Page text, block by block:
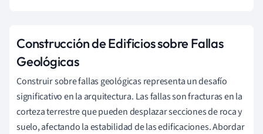
Construcción de Edificios sobre Fallas
Geológicas
Construir sobre fallas geológicas representa un desafío
significativo en la arquitectura. Las fallas son fracturas en la
corteza terrestre que pueden desplazar secciones de roca y
suelo, afectando la estabilidad de las edificaciones. Abordar